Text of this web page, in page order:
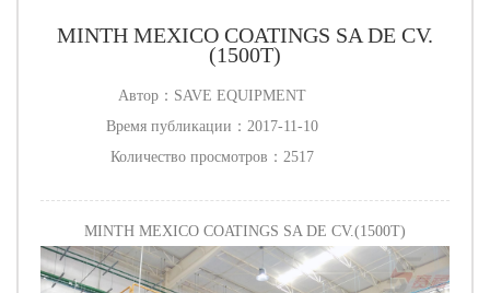
MINTH MEXICO COATINGS SA DE CV.
(1500T)
Автор： SAVE EQUIPMENT
Время публикации： 2017-11-10
Количество просмотров： 2517
MINTH MEXICO COATINGS SA DE CV.(1500T)